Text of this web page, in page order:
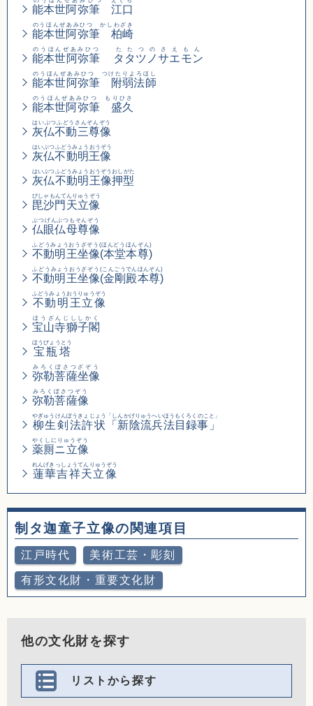
能本世阿弥筆 江口
能本世阿弥筆 柏崎
のうほんぜあみひつ かしわざき
能本世阿弥筆
のうほんぜあみひつ
タタツノサエモン
たたつのさえもん
能本世阿弥筆 附弱法師
のうほんぜあみひつ つけたりよろほし
能本世阿弥筆 盛久
のうほんぜあみひつ もりひさ
灰仏不動三尊像
はいぶつふどうさんぞんぞう
灰仏不動明王像
はいぶつふどうみょうおうぞう
灰仏不動明王像押型
はいぶつふどうみょうおうぞうおしがた
毘沙門天立像
びしゃもんてんりゅうぞう
仏眼仏母尊像
ぶつげんぶつもそんぞう
不動明王坐像(本堂本尊)
ふどうみょうおうざぞう(ほんどうほんぞん)
不動明王坐像
ふどうみょうおうざぞう
(金剛殿本尊)
(こんごうでんほんぞん)
不動明王立像
ふどうみょうおうりゅうぞう
宝山寺獅子閣
ほうざんじししかく
宝瓶塔
ほうびょうとう
弥勒菩薩坐像
みろくぼさつざぞう
弥勒菩薩像
みろくぼさつぞう
柳生剣法許状
やぎゅうけんぽうきょじょう
「新陰流兵法目録事」
「しんかげりゅうへいほうもくろくのこと」
薬厠ニ立像
やくしにりゅうぞう
蓮華吉祥天立像
れんげきっしょうてんりゅうぞう
制タ迦童子立像の関連項目
江戸時代 美術工芸・彫刻
有形文化財・重要文化財
他の文化財を探す
リストから探す